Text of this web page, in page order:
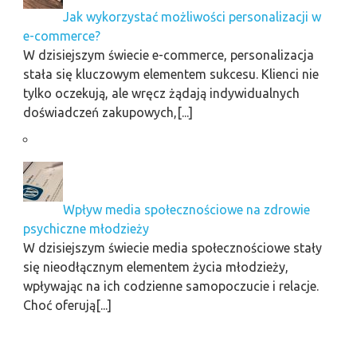
Jak wykorzystać możliwości personalizacji w
e-commerce?
W dzisiejszym świecie e-commerce, personalizacja
stała się kluczowym elementem sukcesu. Klienci nie
tylko oczekują, ale wręcz żądają indywidualnych
doświadczeń zakupowych,[...]
Wpływ media społecznościowe na zdrowie
psychiczne młodzieży
W dzisiejszym świecie media społecznościowe stały
się nieodłącznym elementem życia młodzieży,
wpływając na ich codzienne samopoczucie i relacje.
Choć oferują[...]